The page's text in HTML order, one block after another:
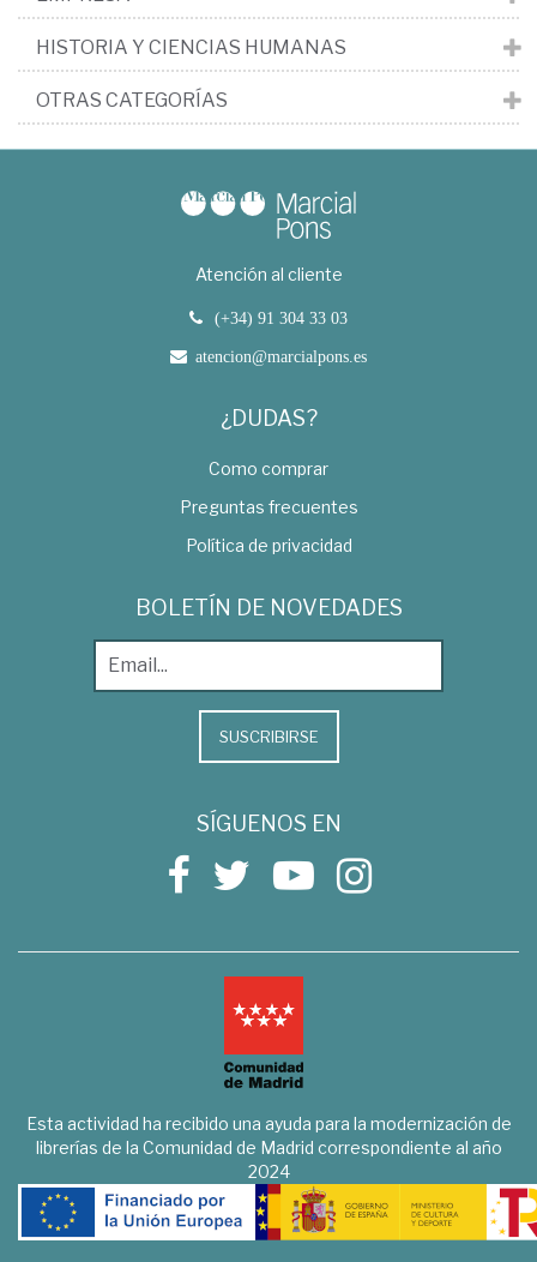
HISTORIA Y CIENCIAS HUMANAS
OTRAS CATEGORÍAS
Atención al cliente
(+34) 91 304 33 03
atencion@marcialpons.es
¿DUDAS?
Como comprar
Preguntas frecuentes
Política de privacidad
BOLETÍN DE NOVEDADES
SUSCRIBIRSE
SÍGUENOS EN
Esta actividad ha recibido una ayuda para la modernización de
librerías de la Comunidad de Madrid correspondiente al año
2024